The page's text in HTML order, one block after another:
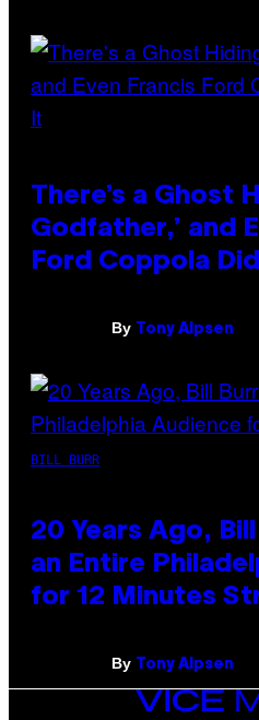
There’s a Ghost
Godfather,’ and
Ford Coppola
By Tony Alpsen
BILL BURR
20 Years Ago,
an Entire
for 12 Minutes
By Tony Alpsen
VICE